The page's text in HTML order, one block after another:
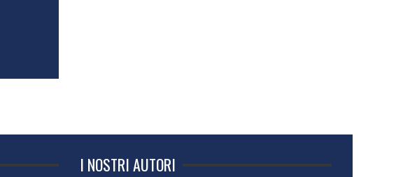
I NOSTRI AUTORI